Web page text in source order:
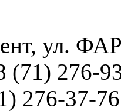
ул.
(71) 276-
276-37-76